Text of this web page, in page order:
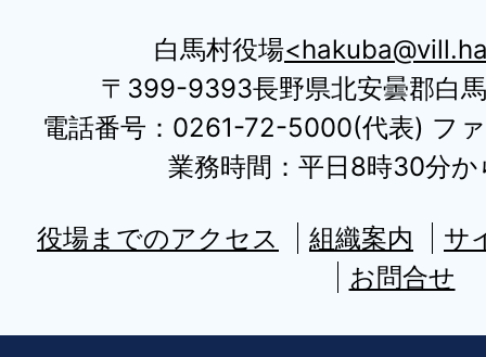
白馬村役場
〒399-9393長野県北安曇郡白
電話番号：0261-72-5000(代表) フ
業務時間：平日8時30分か
役場までのアクセス 組織案内
サ
お問合せ